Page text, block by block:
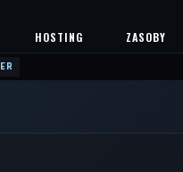
HOSTING ZASOBY